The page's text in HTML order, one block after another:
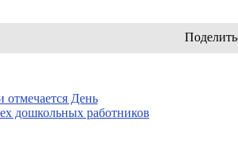
отмечается День
дошкольных работников